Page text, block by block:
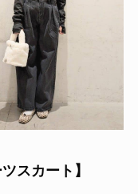
スカート】